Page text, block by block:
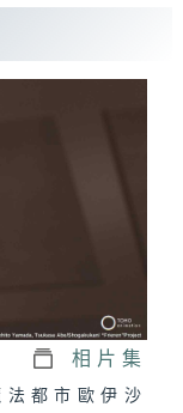
相片集
都市歐伊沙